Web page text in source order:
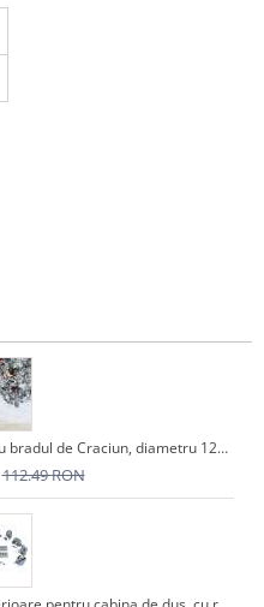
Covoras rotund imitatie blana, pentru bradul de Craciun, diametru 122 cm, blanita culoare alb
112.49RON